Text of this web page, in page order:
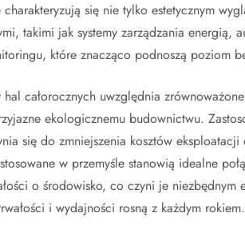
charakteryzują się nie tylko estetycznym
takimi jak systemy zarządzania energią,
które znacząco podnoszą poziom
całorocznych uwzględnia
ekologicznemu budownictwu.
się do zmniejszenia kosztów
w przemyśle stanowią idealne
o środowisko, co czyni je niezbędnym
i wydajności rosną z każdym rokiem.